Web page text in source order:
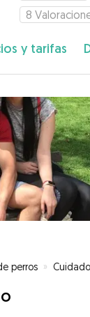
8
y tarifas
perros »